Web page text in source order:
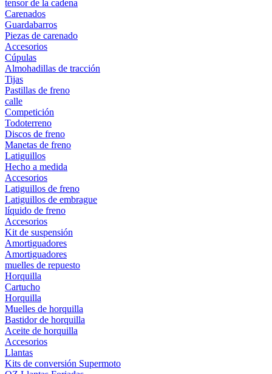
tensor de la cadena
Carenados
Guardabarros
Piezas de carenado
Accesorios
Cúpulas
Almohadillas de tracción
Tijas
Pastillas de freno
calle
Competición
Todoterreno
Discos de freno
Manetas de freno
Latiguillos
Hecho a medida
Accesorios
Latiguillos de freno
Latiguillos de embrague
líquido de freno
Accesorios
Kit de suspensión
Amortiguadores
Amortiguadores
muelles de repuesto
Horquilla
Cartucho
Horquilla
Muelles de horquilla
Bastidor de horquilla
Aceite de horquilla
Accesorios
Llantas
Kits de conversión Supermoto